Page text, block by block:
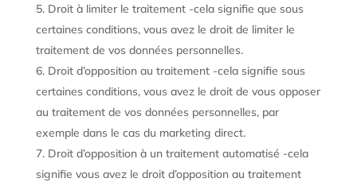
Droit à limiter le traitement -cela signifie que sous
certaines conditions, vous avez le droit de limiter le
traitement de vos données personnelles.
Droit d’opposition au traitement -cela signifie sous
certaines conditions, vous avez le droit de vous opposer
au traitement de vos données personnelles, par
exemple dans le cas du marketing direct.
Droit d’opposition à un traitement automatisé -cela
signifie vous avez le droit d’opposition au traitement